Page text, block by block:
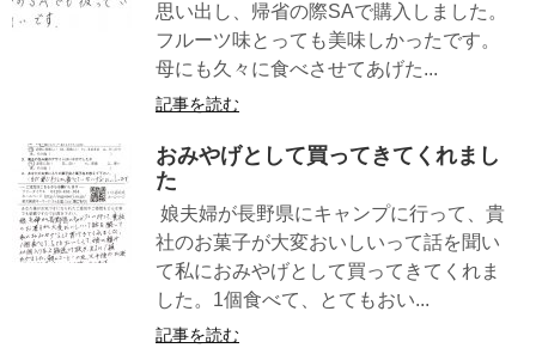
思い出し、帰省の際SAで購入しました。
フルーツ味とっても美味しかったです。
母にも久々に食べさせてあげた...
記事を読む
おみやげとして買ってきてくれまし
た
娘夫婦が長野県にキャンプに行って、貴
社のお菓子が大変おいしいって話を聞い
て私におみやげとして買ってきてくれま
した。1個食べて、とてもおい...
記事を読む